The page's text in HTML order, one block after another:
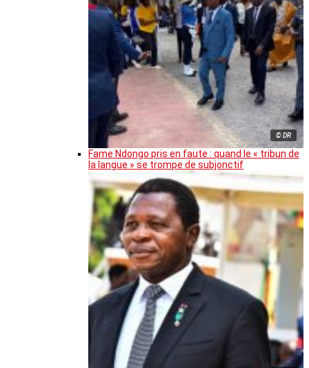
© DR
Fame Ndongo pris en faute : quand le « tribun de
la langue » se trompe de subjonctif